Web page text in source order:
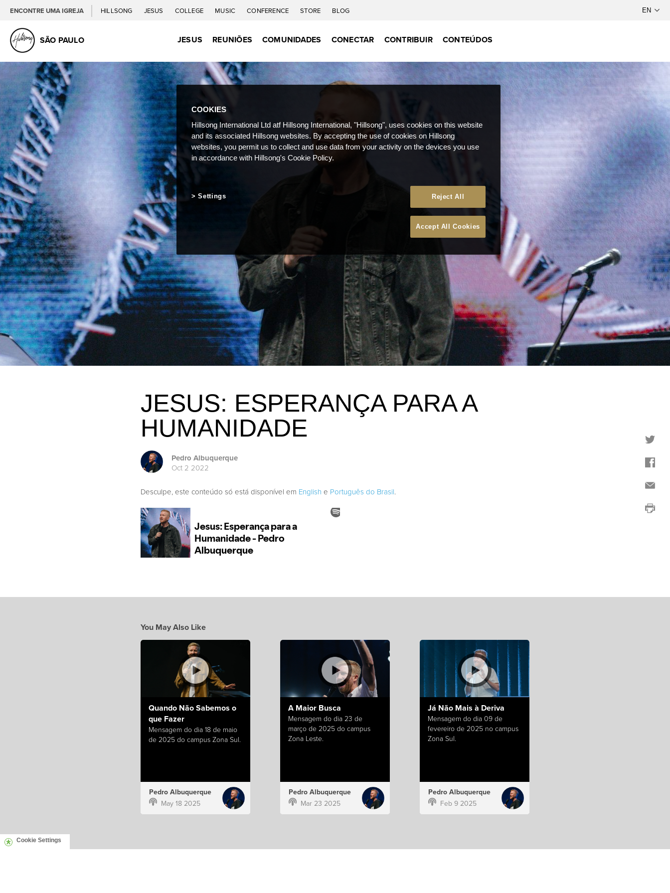
ENCONTRE UMA IGREJA HILLSONG JESUS COLLEGE MUSIC CONFERENCE STORE BLOG
SÃO PAULO JESUS REUNIÕES COMUNIDADES CONECTAR CONTRIBUIR CONTEÚDOS
JESUS: ESPERANÇA PARA A
HUMANIDADE
Pedro Albuquerque
Oct 2 2022
Desculpe, este conteúdo só está disponível em English e Português do Brasil.
You May Also Like
Quando Não Sabemos o
que Fazer
Mensagem do dia 18 de maio
de 2025 do campus Zona Sul.
Pedro Albuquerque
May 18 2025
A Maior Busca
Mensagem do dia 23 de
março de 2025 do campus
Zona Leste.
Pedro Albuquerque
Mar 23 2025
Já Não Mais à Deriva
Mensagem do dia 09 de
fevereiro de 2025 no campus
Zona Sul.
Pedro Albuquerque
Feb 9 2025
Cookie Settings
COOKIES
Hillsong International Ltd atf Hillsong International, "Hillsong", uses cookies on this website
and its associated Hillsong websites. By accepting the use of cookies on Hillsong
websites, you permit us to collect and use data from your activity on the devices you use
in accordance with Hillsong's Cookie Policy.
Reject All
Accept All Cookies
Settings